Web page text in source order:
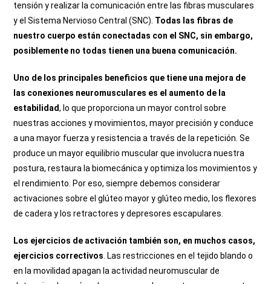
tensión y realizar la comunicación entre las fibras musculares
y el Sistema Nervioso Central (SNC). Todas las fibras de
nuestro cuerpo están conectadas con el SNC, sin embargo,
posiblemente no todas tienen una buena comunicación.
Uno de los principales beneficios que tiene una mejora de
las conexiones neuromusculares es el aumento de la
estabilidad, lo que proporciona un mayor control sobre
nuestras acciones y movimientos, mayor precisión y conduce
a una mayor fuerza y resistencia a través de la repetición. Se
produce un mayor equilibrio muscular que involucra nuestra
postura, restaura la biomecánica y optimiza los movimientos y
el rendimiento. Por eso, siempre debemos considerar
activaciones sobre el glúteo mayor y glúteo medio, los flexores
de cadera y los retractores y depresores escapulares.
Los ejercicios de activación también son, en muchos casos,
ejercicios correctivos . Las restricciones en el tejido blando o
en la movilidad apagan la actividad neuromuscular de